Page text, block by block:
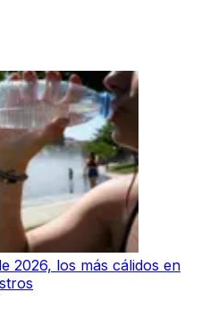
2026, los más cálidos en